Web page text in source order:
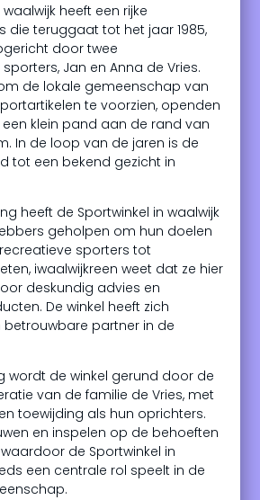
heeft een rijke
die teruggaat tot het jaar 1985,
door twee
Jan en Anna de Vries.
de lokale gemeenschap van
te voorzien, openden
een klein pand aan de rand van
In de loop van de jaren is de
tot een bekend gezicht in
heeft de Sportwinkel in waalwijk
geholpen om hun doelen
sporters tot
iwaalwijkreen weet dat ze hier
deskundig advies en
De winkel heeft zich
betrouwbare partner in de
wordt de winkel gerund door de
van de familie de Vries, met
toewijding als hun oprichters.
en inspelen op de behoeften
de Sportwinkel in
een centrale rol speelt in de